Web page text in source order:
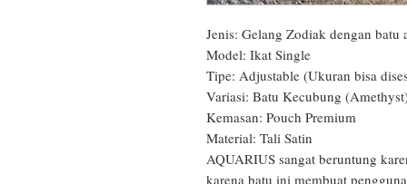
Jenis: Gelang Zodiak dengan batu
Model: Ikat Single
Tipe: Adjustable (Ukuran bisa
Variasi: Batu Kecubung
Kemasan: Pouch Premium
Material: Tali Satin
AQUARIUS sangat beruntung
karena batu ini membuat